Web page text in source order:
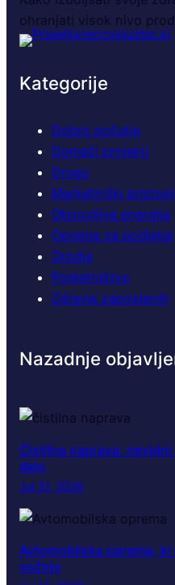
ohranjati visok nivo
Kategorije
Dobro počutje
Domači projekti
Drugo
Marketinški pristopi
Obnovljiva energija
Oprema za podjetja
Orodja
Podjetništvo
Zdravje zaposlenih
Nazadnje
Čistilna naprava:
delo
Jul 31, 2026
Avtomobilska oprema,
vožnjo